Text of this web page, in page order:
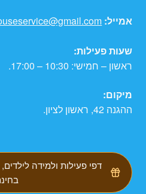
אמייל:
שעות פעילות:
ראשון – חמישי: 10:30 – 17:00.
מיקום:
ההגנה 42, ראשון לציון.
דפי פעילות ולמידה